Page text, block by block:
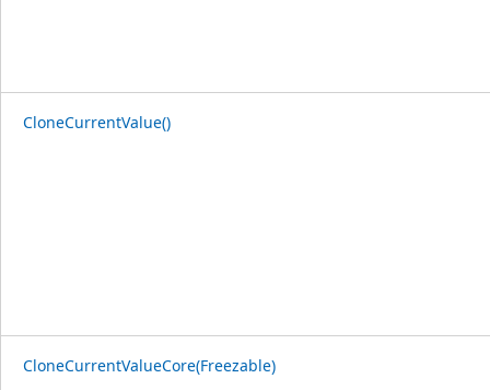
CloneCurrentValue()
CloneCurrentValueCore(Freezable)